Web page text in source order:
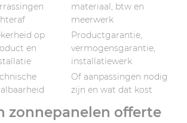
materiaal, btw en
meerwerk
op
en
Productgarantie,
vermogensgarantie,
installatiewerk
Of aanpassingen nodig
zijn en wat dat kost
zonnepanelen offerte